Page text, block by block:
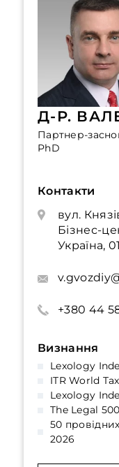
Д-Р.
Партнер-
PhD
Контакти
вул.
Бізнес-
Україна,
+380 44
Визнання
Lexology
ITR World
Lexology
The Legal
50
2026